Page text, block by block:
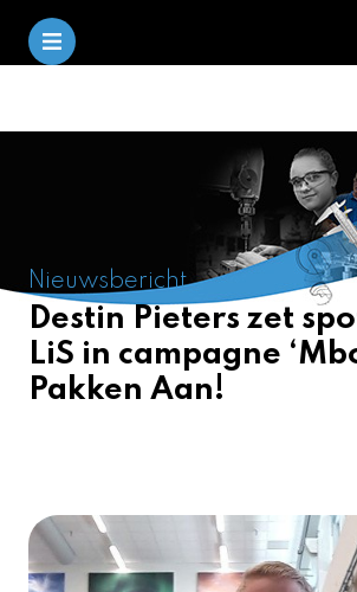
Nieuwsbericht
Destin Pieters zet
LiS in campagne
Pakken Aan!